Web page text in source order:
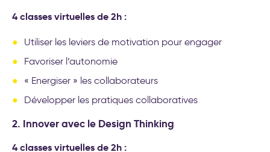
4 classes virtuelles de 2h :
Utiliser les leviers de motivation pour engager
Favoriser l’autonomie
« Energiser » les collaborateurs
Développer les pratiques collaboratives
2. Innover avec le Design Thinking
4 classes virtuelles de 2h :